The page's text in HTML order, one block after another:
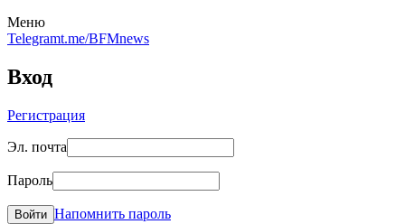
Меню
Telegramt.me/BFMnews
Вход
Регистрация
Эл. почта
Пароль
Войти Напомнить пароль